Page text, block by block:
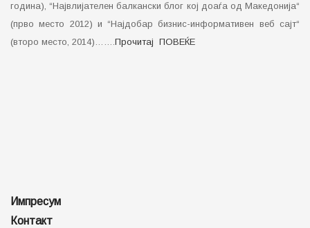
година), “Највлијателен балкански блог кој доаѓа од Македонија“
(прво место 2012) и “Најдобар бизнис-информативен веб сајт“
(второ место, 2014)…….Прочитај ПОВЕЌЕ
Импресум
Контакт